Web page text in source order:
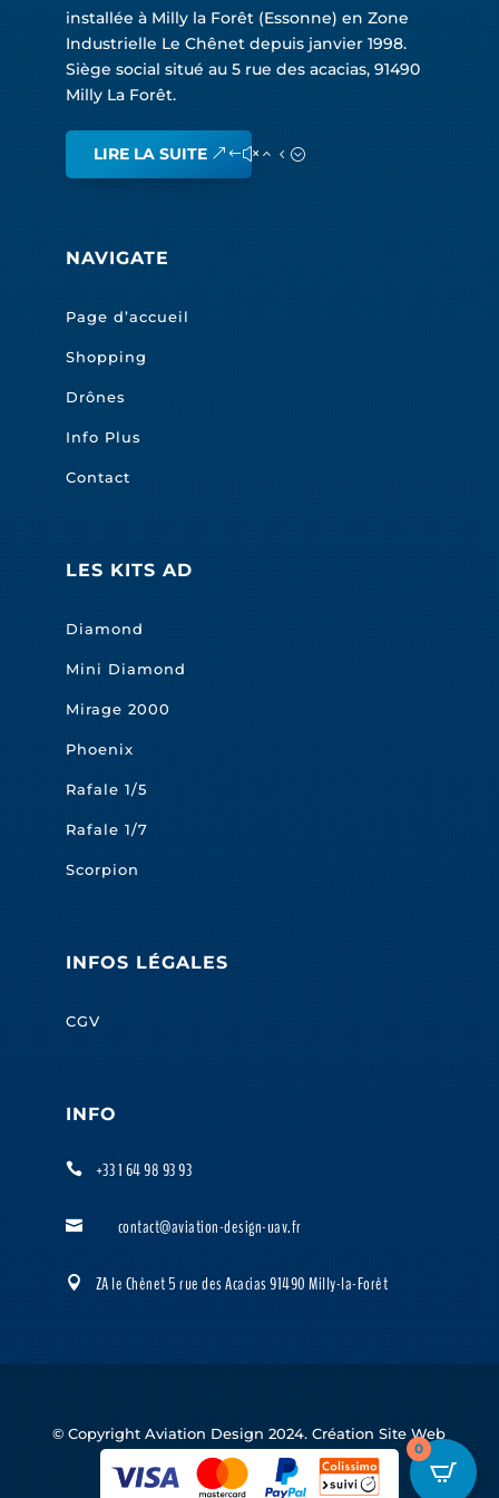
installée à Milly la Forêt (Essonne) en Zone
Industrielle Le Chênet depuis janvier 1998.
Siège social situé au 5 rue des acacias, 91490
Milly La Forêt.
LIRE LA SUITE
NAVIGATE
Page d’accueil
Shopping
Drônes
Info Plus
Contact
LES KITS AD
Diamond
Mini Diamond
Mirage 2000
Phoenix
Rafale 1/5
Rafale 1/7
Scorpion
INFOS LÉGALES
CGV
INFO
 +33 1 64 98 93 93
 contact@aviation-design-uav.fr
 ZA le Chênet 5 rue des Acacias 91490 Milly-la-Forêt
© Copyright Aviation Design 2024. Création Site Web
0